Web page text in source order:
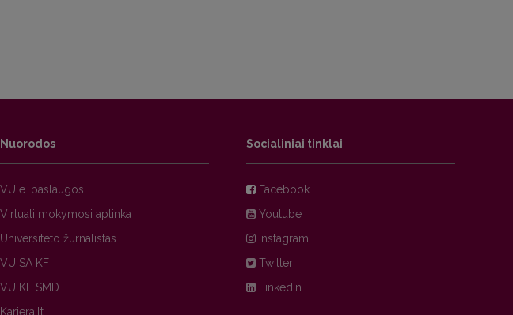
Nuorodos
VU e. paslaugos
Virtuali mokymosi aplinka
Universiteto žurnalistas
VU SA KF
VU KF SMD
Karjera.lt
Socialiniai tinklai
Facebook
Youtube
Instagram
Twitter
Linkedin